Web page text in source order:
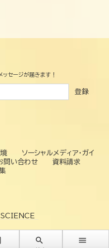
セージが届きます！
登録
ソーシャルメディア・ガイ
問い合わせ
資料請求
search menu